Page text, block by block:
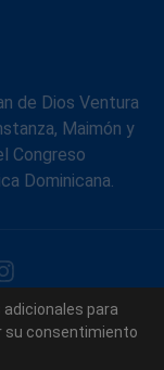
de Dios Ventura
Maimón y
Congreso
Dominicana.
la República
adicionales para
su consentimiento